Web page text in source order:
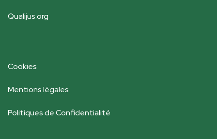
Qualijus.org
Cookies
Mentions légales
Politiques de Confidentialité